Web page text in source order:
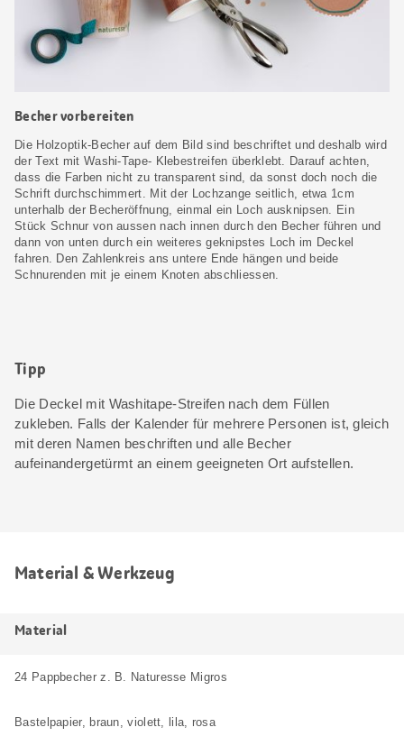
Becher vorbereiten
Die Holzoptik-Becher auf dem Bild sind beschriftet und deshalb wird
der Text mit Washi-Tape- Klebestreifen überklebt. Darauf achten,
dass die Farben nicht zu transparent sind, da sonst doch noch die
Schrift durchschimmert. Mit der Lochzange seitlich, etwa 1cm
unterhalb der Becheröffnung, einmal ein Loch ausknipsen. Ein
Stück Schnur von aussen nach innen durch den Becher führen und
dann von unten durch ein weiteres geknipstes Loch im Deckel
fahren. Den Zahlenkreis ans untere Ende hängen und beide
Schnurenden mit je einem Knoten abschliessen.
Tipp
Die Deckel mit Washitape-Streifen nach dem Füllen
zukleben. Falls der Kalender für mehrere Personen ist, gleich
mit deren Namen beschriften und alle Becher
aufeinandergetürmt an einem geeigneten Ort aufstellen.
Material & Werkzeug
Material
24 Pappbecher z. B. Naturesse Migros
Bastelpapier, braun, violett, lila, rosa